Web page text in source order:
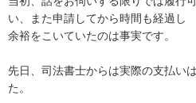
い、また申請してから時間も経過し
余裕をこいていたのは事実です。
先日、司法書士からは実際の支払い
た。